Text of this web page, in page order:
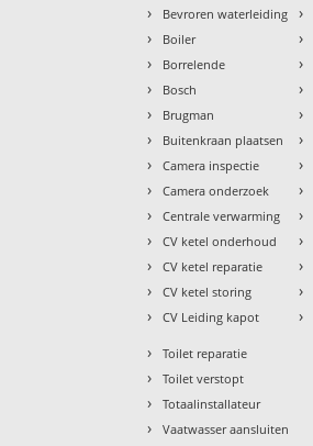
› Bevroren waterleiding
› Boiler
› Borrelende
› Bosch
› Brugman
› Buitenkraan plaatsen
› Camera inspectie
› Camera onderzoek
› Centrale verwarming
› CV ketel onderhoud
› CV ketel reparatie
› CV ketel storing
› CV Leiding kapot
›
›
›
›
›
›
›
›
›
›
›
›
›
› Toilet reparatie
› Toilet verstopt
› Totaalinstallateur
› Vaatwasser aansluiten